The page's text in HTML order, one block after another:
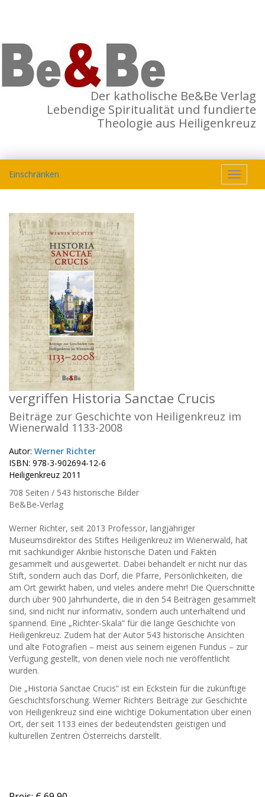
Der katholische Be&Be Verlag
Lebendige Spiritualität und fundierte
Theologie aus Heiligenkreuz
Einschränken
Toggle
vergriffen Historia Sanctae Crucis
Beiträge zur Geschichte von Heiligenkreuz im
Wienerwald 1133-2008
Autor: Werner Richter
ISBN: 978-3-902694-12-6
Heiligenkreuz 2011
708 Seiten / 543 historische Bilder
Be&Be-Verlag
Werner Richter, seit 2013 Professor, langjähriger
Museumsdirektor des Stiftes Heiligenkreuz im Wienerwald, hat
mit sachkundiger Akribie historische Daten und Fakten
gesammelt und ausgewertet. Dabei behandelt er nicht nur das
Stift, sondern auch das Dorf, die Pfarre, Persönlichkeiten, die
am Ort gewirkt haben, und vieles andere mehr! Die Querschnitte
durch über 900 Jahrhunderte, die in den 54 Beiträgen gesammelt
sind, sind nicht nur informativ, sondern auch unterhaltend und
spannend. Eine „Richter-Skala“ für die lange Geschichte von
Heiligenkreuz. Zudem hat der Autor 543 historische Ansichten
und alte Fotografien – meist aus seinem eigenen Fundus – zur
Verfügung gestellt, von denen viele noch nie veröffentlicht
wurden.
Die „Historia Sanctae Crucis“ ist ein Eckstein für die zukünftige
Geschichtsforschung. Werner Richters Beiträge zur Geschichte
von Heiligenkreuz sind eine wichtige Dokumentation über einen
Ort, der seit 1133 eines der bedeutendsten geistigen und
kulturellen Zentren Österreichs darstellt.